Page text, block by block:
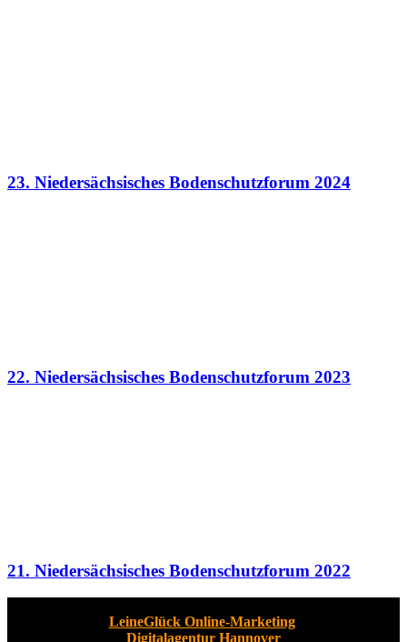
23. Niedersächsisches Bodenschutzforum 2024
22. Niedersächsisches Bodenschutzforum 2023
21. Niedersächsisches Bodenschutzforum 2022
LeineGlück Online-Marketing,
Digitalagentur Hannover